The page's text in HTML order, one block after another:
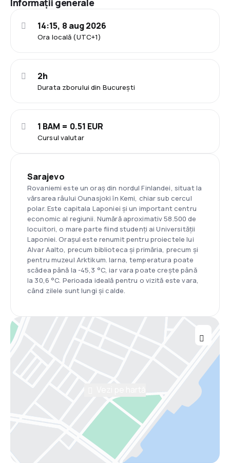
Informații generale
Ora locală (UTC+1)
14:15, 8 aug 2026
Durata zborului din București
2h
Cursul valutar
1 BAM = 0.51 EUR
Sarajevo
Rovaniemi este un oraș din nordul Finlandei, situat la
vărsarea râului Ounasjoki în Kemi, chiar sub cercul
polar. Este capitala Laponiei și un important centru
economic al regiunii. Numără aproximativ 58.500 de
locuitori, o mare parte fiind studenți ai Universității
Laponiei. Orașul este renumit pentru proiectele lui
Alvar Aalto, precum biblioteca și primăria, precum și
pentru muzeul Arktikum. Iarna, temperatura poate
scădea până la -45,3 °C, iar vara poate crește până
la 30,6 °C. Perioada ideală pentru o vizită este vara,
când zilele sunt lungi și calde.